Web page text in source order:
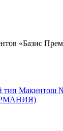
«Базис
тип Макинтош